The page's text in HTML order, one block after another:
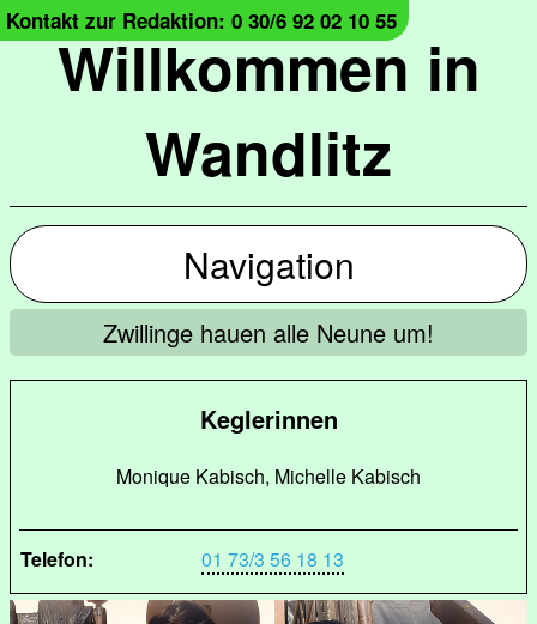
Willkommen in
Wandlitz
Kontakt zur Redaktion: 0 30/6 92 02 10 55
Navigation
Zwillinge hauen alle Neune um!
Keglerinnen
Monique Kabisch, Michelle Kabisch
Telefon: 01 73/3 56 18 13